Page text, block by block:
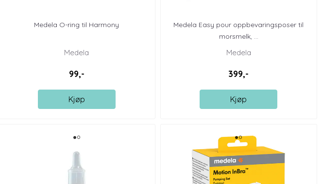
Medela O-ring til Harmony
Medela
99,-
Kjøp
Medela Easy pour oppbevaringsposer til
morsmelk, ...
Medela
399,-
Kjøp